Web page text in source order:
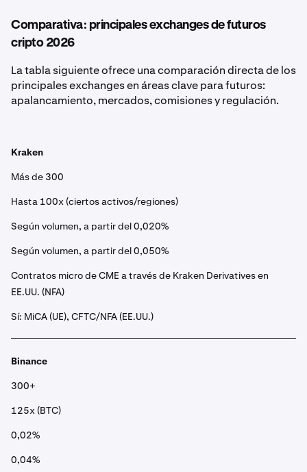
Comparativa: principales exchanges de futuros
cripto 2026
La tabla siguiente ofrece una comparación directa de los
principales exchanges en áreas clave para futuros:
apalancamiento, mercados, comisiones y regulación.
Kraken
Más de 300
Hasta 100x (ciertos activos/regiones)
Según volumen, a partir del 0,020%
Según volumen, a partir del 0,050%
Contratos micro de CME a través de Kraken Derivatives en
EE.UU. (NFA)
Sí: MiCA (UE), CFTC/NFA (EE.UU.)
Binance
300+
125x (BTC)
0,02%
0,04%